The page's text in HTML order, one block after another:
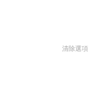
清除選項